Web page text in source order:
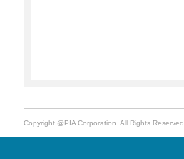
Copyright @PIA Corporation. All Rights Reserved